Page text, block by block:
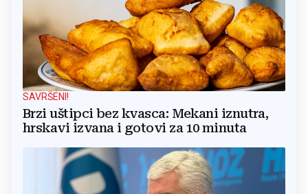
SAVRŠENI!
Brzi uštipci bez kvasca: Mekani iznutra,
hrskavi izvana i gotovi za 10 minuta